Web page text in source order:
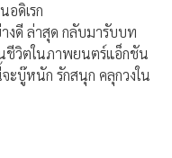
อดิเรก
งดี ล่าสุด กลับมารับบท
นชีวิตในภาพยนตร์แอ็กชัน
ะบู๊หนัก รักสนุก คลุกวงใน